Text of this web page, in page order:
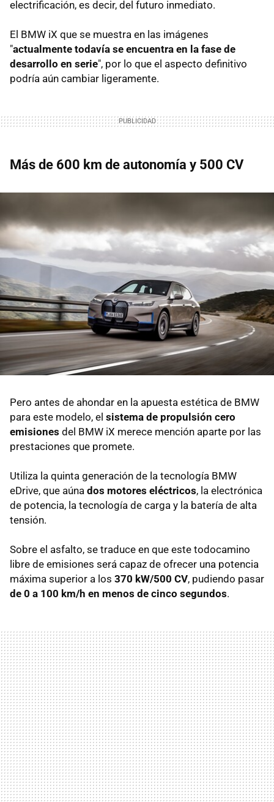
electrificación, es decir, del futuro inmediato.
El BMW iX que se muestra en las imágenes
"actualmente todavía se encuentra en la fase de
desarrollo en serie", por lo que el aspecto definitivo
podría aún cambiar ligeramente.
Más de 600 km de autonomía y 500 CV
Pero antes de ahondar en la apuesta estética de BMW
para este modelo, el sistema de propulsión cero
emisiones del BMW iX merece mención aparte por las
prestaciones que promete.
Utiliza la quinta generación de la tecnología BMW
eDrive, que aúna dos motores eléctricos, la electrónica
de potencia, la tecnología de carga y la batería de alta
tensión.
Sobre el asfalto, se traduce en que este todocamino
libre de emisiones será capaz de ofrecer una potencia
máxima superior a los 370 kW/500 CV, pudiendo pasar
de 0 a 100 km/h en menos de cinco segundos.